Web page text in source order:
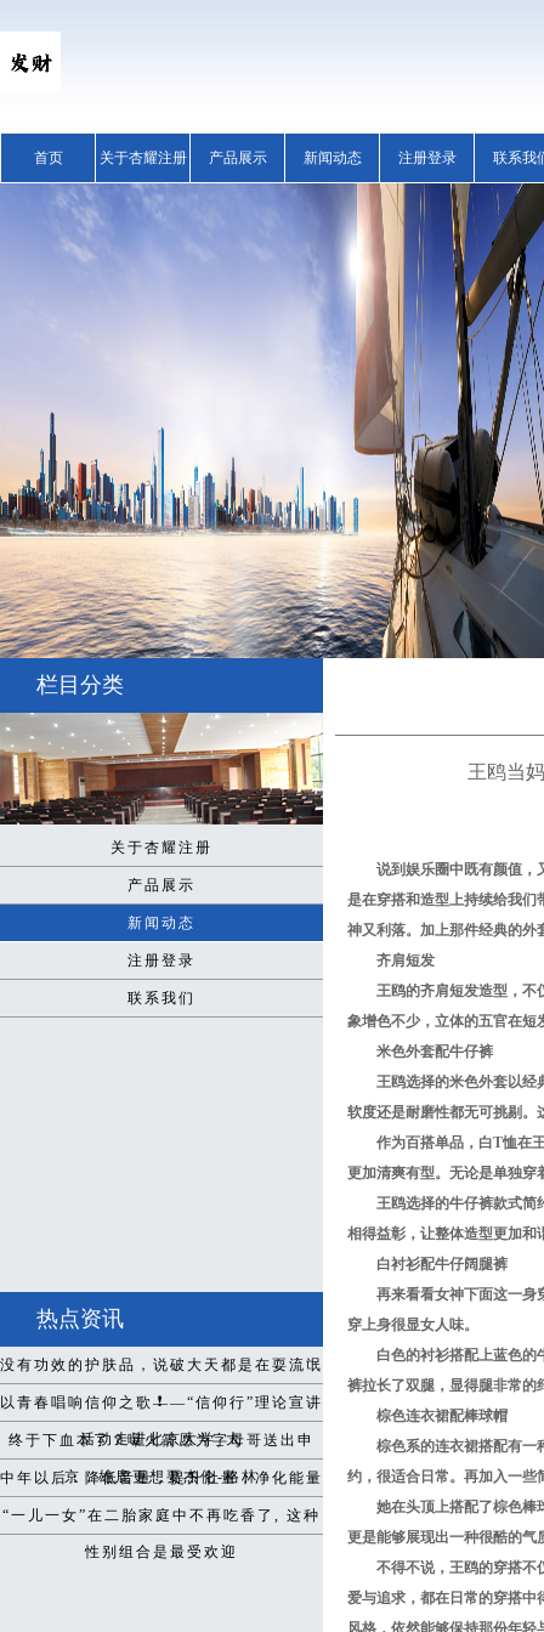
首页 关于杏耀注册 产品展示 新闻动态 注册登录 联系我
栏目分类
关于杏耀注册
产品展示
新闻动态
注册登录
联系我们
热点资讯
没有功效的护肤品，说破大天都是在耍流氓
❗️
以青春唱响信仰之歌——“信仰行”理论宣讲
活动走进北京大学_大
终于下血本了？曝火箭愿为字母哥送出申
京，雄鹿更想要杰伦-格林
中年以后：降低音量，提升肚量，净化能量
“一儿一女”在二胎家庭中不再吃香了, 这种
性别组合是最受欢迎
王鸥当
说到娱乐圈中既有颜值，
是在穿搭和造型上持续给我们
神又利落。加上那件经典的外
齐肩短发
王鸥的齐肩短发造型，不
象增色不少，立体的五官在短
米色外套配牛仔裤
王鸥选择的米色外套以经
软度还是耐磨性都无可挑剔。
作为百搭单品，白T恤在
更加清爽有型。无论是单独穿
王鸥选择的牛仔裤款式简
相得益彰，让整体造型更加和
白衬衫配牛仔阔腿裤
再来看看女神下面这一身
穿上身很显女人味。
白色的衬衫搭配上蓝色的
裤拉长了双腿，显得腿非常的
棕色连衣裙配棒球帽
棕色系的连衣裙搭配有一
约，很适合日常。再加入一些
她在头顶上搭配了棕色棒
更是能够展现出一种很酷的气
不得不说，王鸥的穿搭不
爱与追求，都在日常的穿搭中
风格，依然能够保持那份年轻